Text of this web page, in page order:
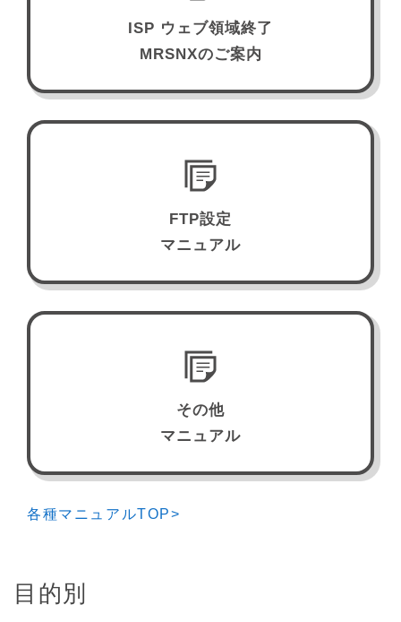
ISP ウェブ領域終了
MRSNXのご案内
FTP設定
マニュアル
その他
マニュアル
各種マニュアルTOP>
目的別